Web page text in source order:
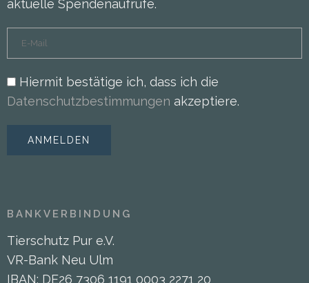
aktuelle Spendenaufrufe.
Hiermit bestätige ich, dass ich die
Datenschutzbestimmungen akzeptiere.
BANKVERBINDUNG
Tierschutz Pur e.V.
VR-Bank Neu Ulm
IBAN: DE26 7306 1191 0003 2271 20